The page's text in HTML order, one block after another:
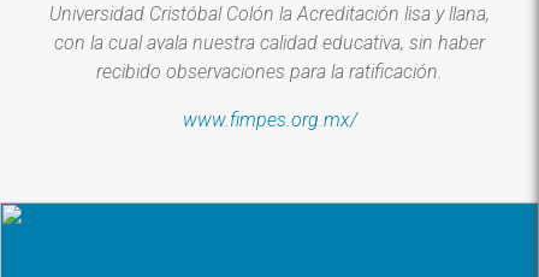
Universidad Cristóbal Colón la Acreditación lisa y llana,
con la cual avala nuestra calidad educativa, sin haber
recibido observaciones para la ratificación.
www.fimpes.org.mx/